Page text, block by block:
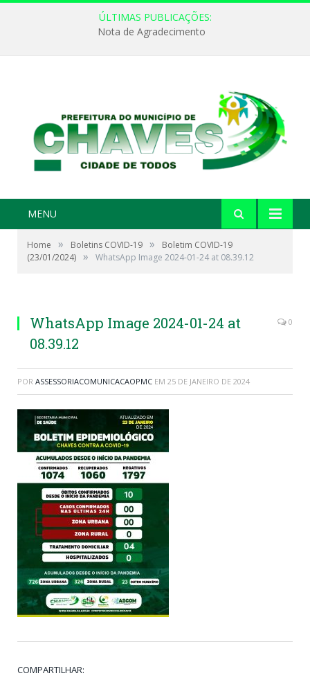
ÚLTIMAS PUBLICAÇÕES:
Nota de Agradecimento
MENU
Home » Boletins COVID-19 »
Boletim COVID-19
(23/01/2024) » WhatsApp Image 2024-01-24 at 08.39.12
WhatsApp Image 2024-01-24 at
08.39.12
0
POR ASSESSORIACOMUNICACAOPMC EM 25 DE JANEIRO DE 2024
COMPARTILHAR: